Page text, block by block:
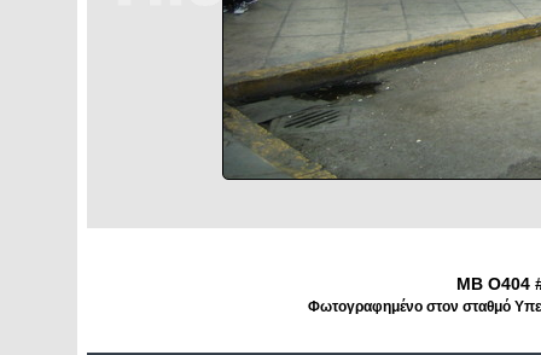
ΜΒ Ο404
Φωτογραφημένο στον σταθμό